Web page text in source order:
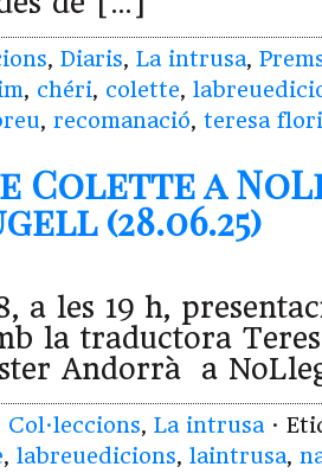
, Diaris, La intrusa,
, chéri, colette,
, recomanació, teresa
Colette a
(28.06.25)
a les 19 h,
la traductora
Andorrà a
Col·leccions, La intrusa ·
, labreuedicions, laintrusa,